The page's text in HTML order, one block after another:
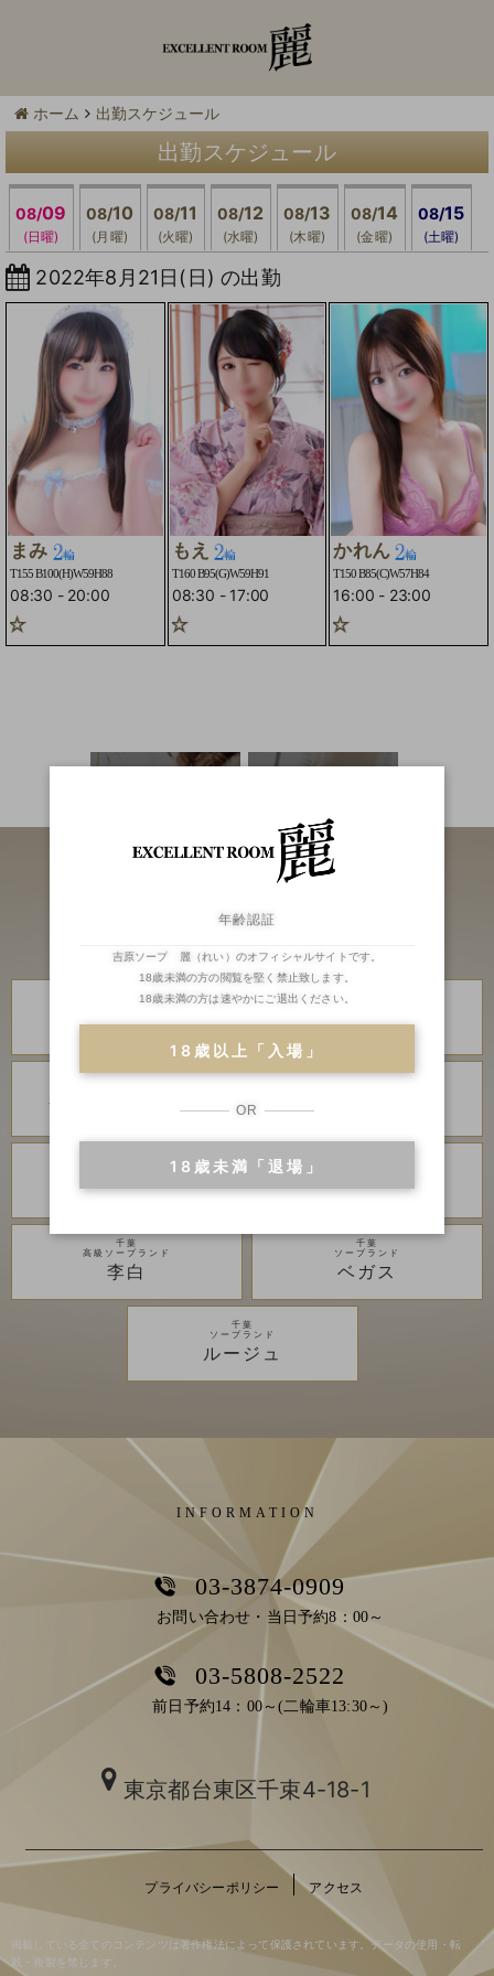
ホーム 出勤スケジュール
出勤スケジュール
08/09
(日曜)
08/10
(月曜)
08/11
(火曜)
08/12
(水曜)
08/13
(木曜)
08/14
(金曜)
08/15
(土曜)
2022年8月21日(日) の出勤
まみ
T155 B100(H)W59H88
08:30 - 20:00
もえ
T160 B95(G)W59H91
08:30 - 17:00
車コースOK☆
かれん
T150 B85(C)W57H84
16:00 - 23:00
☆２輪車コースOK☆
川崎・堀之内
琥珀
川崎・堀之内
金瓶梅
アラビアンナイト カンカン娘ネオ
グランローズ アカデミー
千葉
高級ソープランド
李白
千葉
ソープランド
ベガス
千葉
ソープランド
ルージュ
INFORMATION
03-3874-0909
お問い合わせ・当日予約8：00～
03-5808-2522
前日予約14：00～(二輪車13:30～)
東京都台東区千束4-18-1
プライバシーポリシー アクセス
掲載している全てのコンテンツは著作権法によって保護されています。データの使用・転
載・複製を禁じます。
年齢認証
吉原ソープ 麗（れい）のオフィシャルサイトです。
18歳未満の方の閲覧を堅く禁止致します。
18歳未満の方は速やかにご退出ください。
18歳以上「入場」
OR
18歳未満「退場」